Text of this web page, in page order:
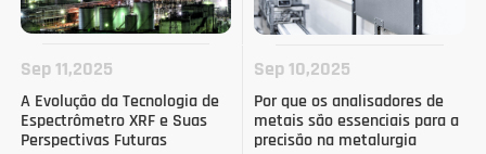
Sep 11,2025
A Evolução da Tecnologia de
Espectrômetro XRF e Suas
Perspectivas Futuras
Sep 10,2025
Por que os analisadores de
metais são essenciais para a
precisão na metalurgia